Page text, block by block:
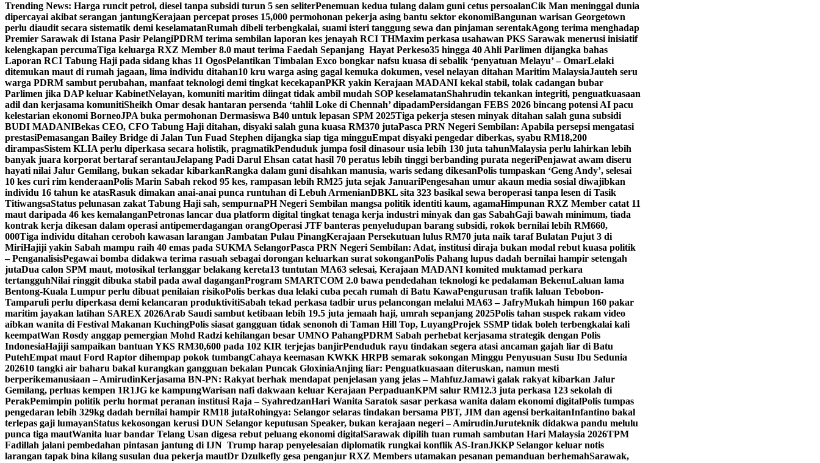
Trending News: Harga runcit petrol, diesel tanpa subsidi turun 5 sen seliterPenemuan kedua tulang dalam guni cetus persoalanCik Man meninggal dunia
dipercayai akibat serangan jantungKerajaan percepat proses 15,000 permohonan pekerja asing bantu sektor ekonomiBangunan warisan Georgetown
perlu diaudit secara sistematik demi keselamatanRumah dibeli terbengkalai, suami isteri tanggung sewa dan pinjaman serentakAgong terima menghadap
Premier Sarawak di Istana Pasir PelangiPDRM terima sembilan laporan kes jenayah RCI THMaxim perkasa usahawan PKS Sarawak menerusi inisiatif
kelengkapan percumaTiga keluarga RXZ Member 8.0 maut terima Faedah Sepanjang Hayat Perkeso35 hingga 40 Ahli Parlimen dijangka bahas
Laporan RCI Tabung Haji pada sidang khas 11 OgosPelantikan Timbalan Exco bongkar nafsu kuasa di sebalik ‘penyatuan Melayu’ – OmarLelaki
ditemukan maut di rumah jagaan, lima individu ditahan10 kru warga asing gagal kemuka dokumen, vesel nelayan ditahan Maritim MalaysiaJauteh seru
warga PDRM sambut perubahan, manfaat teknologi demi tingkat kecekapanPKR yakin Kerajaan MADANI kekal stabil, tolak cadangan bubar
Parlimen jika DAP keluar KabinetNelayan, komuniti maritim diingat tidak ambil mudah SOP keselamatanShahrudin tekankan integriti, penguatkuasaan
adil dan kerjasama komunitiSheikh Omar desak hantaran persenda ‘tahlil Loke di Chennah’ dipadamPersidangan FEBS 2026 bincang potensi AI pacu
kelestarian ekonomi BorneoJPA buka permohonan Dermasiswa B40 untuk lepasan SPM 2025Tiga pekerja stesen minyak ditahan salah guna subsidi
BUDI MADANIBekas CEO, CFO Tabung Haji ditahan, disyaki salah guna kuasa RM370 jutaPasca PRN Negeri Sembilan: Apabila persepsi mengatasi
prestasiPemasangan Bailey Bridge di Jalan Tun Fuad Stephen dijangka siap tiga mingguEmpat disyaki pengedar diberkas, syabu RM18,200
dirampasSistem KLIA perlu diperkasa secara holistik, pragmatikPenduduk jumpa fosil dinasour usia lebih 130 juta tahunMalaysia perlu lahirkan lebih
banyak juara korporat bertaraf serantauJelapang Padi Darul Ehsan catat hasil 70 peratus lebih tinggi berbanding purata negeriPenjawat awam diseru
hayati nilai Jalur Gemilang, bukan sekadar kibarkanRangka dalam guni disahkan manusia, waris sedang dikesanPolis tumpaskan ‘Geng Andy’, selesai
10 kes curi rim kenderaanPolis Marin Sabah rekod 95 kes, rampasan lebih RM25 juta sejak JanuariPengesahan umur akaun media sosial diwajibkan
individu 16 tahun ke atasRasuk dimakan anai-anai punca runtuhan di Lebuh ArmenianDBKL sita 323 basikal sewa beroperasi tanpa lesen di Tasik
TitiwangsaStatus pelunasan zakat Tabung Haji sah, sempurnaPH Negeri Sembilan mangsa politik identiti kaum, agamaHimpunan RXZ Member catat 11
maut daripada 46 kes kemalanganPetronas lancar dua platform digital tingkat tenaga kerja industri minyak dan gas SabahGaji bawah minimum, tiada
kontrak kerja dikesan dalam operasi antipemerdagangan orangOperasi JTF banteras penyeludupan barang subsidi, rokok bernilai lebih RM660,
000Tiga individu ditahan ceroboh kawasan larangan Jambatan Pulau PinangKerajaan Persekutuan lulus RM70 juta naik taraf Bulatan Pujut 3 di
MiriHajiji yakin Sabah mampu raih 40 emas pada SUKMA SelangorPasca PRN Negeri Sembilan: Adat, institusi diraja bukan modal rebut kuasa politik
– PenganalisisPegawai bomba didakwa terima rasuah sebagai dorongan keluarkan surat sokonganPolis Pahang lupus dadah bernilai hampir setengah
jutaDua calon SPM maut, motosikal terlanggar belakang kereta13 tuntutan MA63 selesai, Kerajaan MADANI komited muktamad perkara
tertangguhNilai ringgit dibuka stabil pada awal daganganProgram SMARTCOM 2.0 bawa pendedahan teknologi ke pedalaman BekenuLaluan lama
Bentong-Kuala Lumpur perlu dibuat penilaian risikoPolis berkas dua lelaki cuba pecah rumah di Batu KawaPengurusan trafik laluan Tebobon-
Tamparuli perlu diperkasa demi kelancaran produktivitiSabah tekad perkasa tadbir urus pelancongan melalui MA63 – JafryMukah himpun 160 pakar
maritim jayakan latihan SAREX 2026Arab Saudi sambut ketibaan lebih 19.5 juta jemaah haji, umrah sepanjang 2025Polis tahan suspek rakam video
aibkan wanita di Festival Makanan KuchingPolis siasat gangguan tidak senonoh di Taman Hill Top, LuyangProjek SSMP tidak boleh terbengkalai kali
keempatWan Rosdy anggap pemergian Mohd Radzi kehilangan besar UMNO PahangPDRM Sabah perhebat kerjasama strategik dengan Polis
IndonesiaHajiji sampaikan bantuan YKS RM30,600 pada 102 KIR terjejas banjirPenduduk rayu tindakan segera atasi ancaman gajah liar di Batu
PutehEmpat maut Ford Raptor dihempap pokok tumbangCahaya keemasan KWKK HRPB semarak sokongan Minggu Penyusuan Susu Ibu Sedunia
202610 tangki air baharu bakal kurangkan gangguan bekalan Puncak GloxiniaAnjing liar: Penguatkuasaan diteruskan, namun mesti
berperikemanusiaan – AmirudinKerjasama BN-PN: Rakyat berhak mendapat penjelasan yang jelas – MahfuzJamawi galak rakyat kibarkan Jalur
Gemilang, perluas kempen 1R1JG ke kampungWarisan nafi dakwaan keluar Kerajaan PerpaduanKPM salur RM12.3 juta perkasa 123 sekolah di
PerakPemimpin politik perlu hormat peranan institusi Raja – SyahredzanHari Wanita Saratok sasar perkasa wanita dalam ekonomi digitalPolis tumpas
pengedaran lebih 329kg dadah bernilai hampir RM18 jutaRohingya: Selangor selaras tindakan bersama PBT, JIM dan agensi berkaitanInfantino bakal
terlepas gaji lumayanStatus kekosongan kerusi DUN Selangor keputusan Speaker, bukan kerajaan negeri – AmirudinJuruteknik didakwa pandu melulu
punca tiga mautWanita luar bandar Telang Usan digesa rebut peluang ekonomi digitalSarawak dipilih tuan rumah sambutan Hari Malaysia 2026TPM
Fadillah jalani pembedahan pintasan jantung di IJN Trump harap penyelesaian diplomatik rungkai konflik AS-IranJKKP Selangor keluar notis
larangan tapak bina kilang susulan dua pekerja mautDr Dzulkefly gesa penganjur RXZ Members utamakan pesanan pemanduan berhemahSarawak,